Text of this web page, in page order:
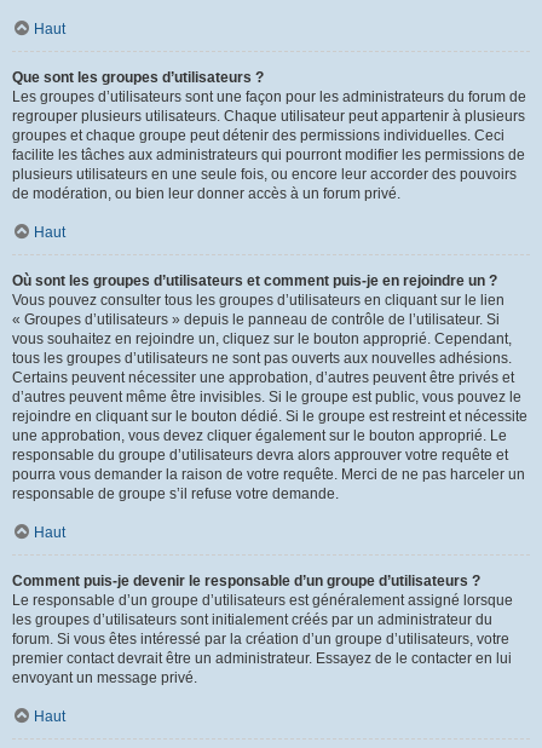
Haut
Que sont les groupes d’utilisateurs ?
Les groupes d’utilisateurs sont une façon pour les administrateurs du forum de
regrouper plusieurs utilisateurs. Chaque utilisateur peut appartenir à plusieurs
groupes et chaque groupe peut détenir des permissions individuelles. Ceci
facilite les tâches aux administrateurs qui pourront modifier les permissions de
plusieurs utilisateurs en une seule fois, ou encore leur accorder des pouvoirs
de modération, ou bien leur donner accès à un forum privé.
Haut
Où sont les groupes d’utilisateurs et comment puis-je en rejoindre un ?
Vous pouvez consulter tous les groupes d’utilisateurs en cliquant sur le lien
« Groupes d’utilisateurs » depuis le panneau de contrôle de l’utilisateur. Si
vous souhaitez en rejoindre un, cliquez sur le bouton approprié. Cependant,
tous les groupes d’utilisateurs ne sont pas ouverts aux nouvelles adhésions.
Certains peuvent nécessiter une approbation, d’autres peuvent être privés et
d’autres peuvent même être invisibles. Si le groupe est public, vous pouvez le
rejoindre en cliquant sur le bouton dédié. Si le groupe est restreint et nécessite
une approbation, vous devez cliquer également sur le bouton approprié. Le
responsable du groupe d’utilisateurs devra alors approuver votre requête et
pourra vous demander la raison de votre requête. Merci de ne pas harceler un
responsable de groupe s’il refuse votre demande.
Haut
Comment puis-je devenir le responsable d’un groupe d’utilisateurs ?
Le responsable d’un groupe d’utilisateurs est généralement assigné lorsque
les groupes d’utilisateurs sont initialement créés par un administrateur du
forum. Si vous êtes intéressé par la création d’un groupe d’utilisateurs, votre
premier contact devrait être un administrateur. Essayez de le contacter en lui
envoyant un message privé.
Haut